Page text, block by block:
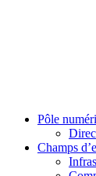
Pôle
Champs